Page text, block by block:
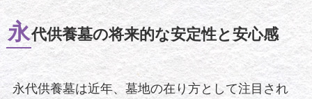
永代供養墓の将来的な安定性と安心感
永代供養墓は近年、墓地の在り方として注目され